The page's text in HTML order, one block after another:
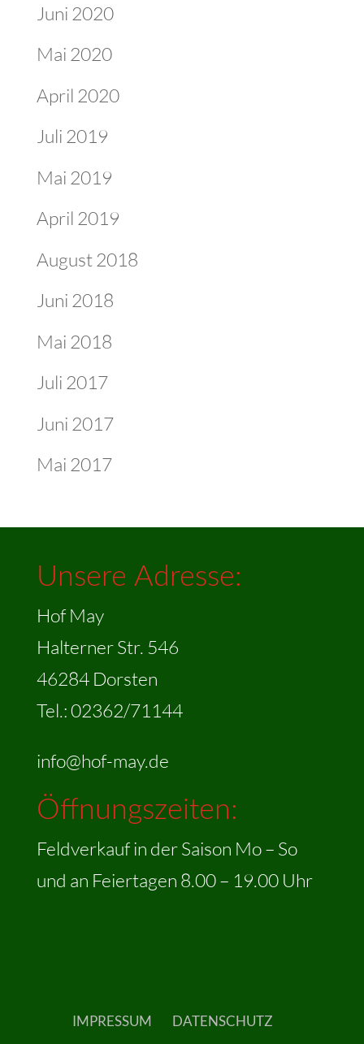
Juni 2020
Mai 2020
April 2020
Juli 2019
Mai 2019
April 2019
August 2018
Juni 2018
Mai 2018
Juli 2017
Juni 2017
Mai 2017
Unsere Adresse:
Hof May
Halterner Str. 546
46284 Dorsten
Tel.: 02362/71144
info@hof-may.de
Öffnungszeiten:
Feldverkauf in der Saison Mo – So
und an Feiertagen 8.00 – 19.00 Uhr
IMPRESSUM DATENSCHUTZ